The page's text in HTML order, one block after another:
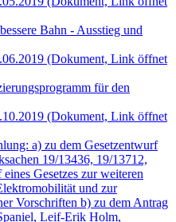
Bahn - Ausstieg und
(Dokument, Link öffnet
für den
(Dokument, Link öffnet
a) zu dem Gesetzentwurf
19/13436, 19/13712,
Gesetzes zur weiteren
und zur
Vorschriften b) zu dem Antrag
Leif-Erik Holm,